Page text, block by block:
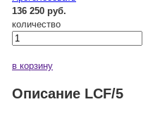
136 250 руб.
количество
в корзину
Описание LCF/5